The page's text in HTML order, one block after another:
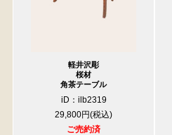
軽井沢彫
桜材
角茶テーブル
iD：ilb2319
29,800円
ご売約済